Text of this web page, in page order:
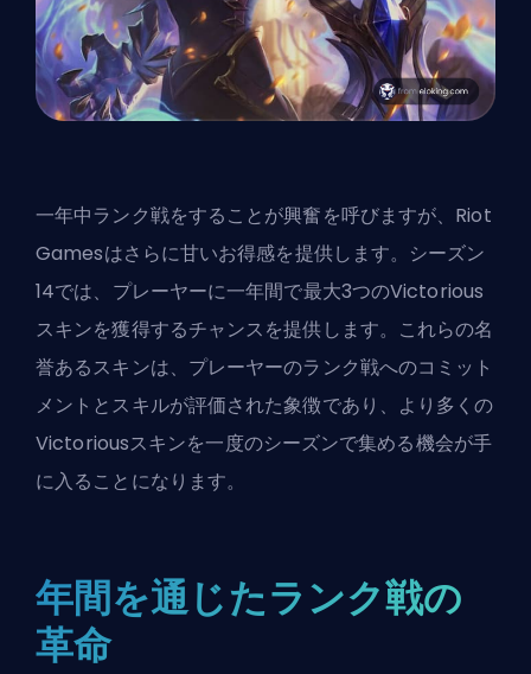
一年中ランク戦をすることが興奮を呼びますが、Riot
Gamesはさらに甘いお得感を提供します。シーズン
14では、プレーヤーに一年間で最大3つのVictorious
スキンを獲得するチャンスを提供します。これらの名
誉あるスキンは、プレーヤーのランク戦へのコミット
メントとスキルが評価された象徴であり、より多くの
Victoriousスキンを一度のシーズンで集める機会が手
に入ることになります。
年間を通じたランク戦の
革命